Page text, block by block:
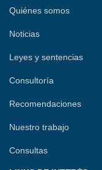
Quiénes somos
Noticias
Leyes y sentencias
Consultoría
Recomendaciones
Nuestro trabajo
Consultas